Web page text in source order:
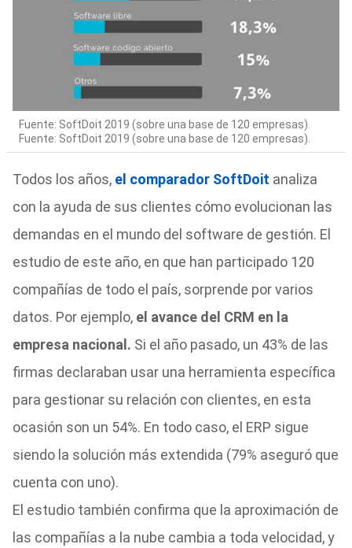
Fuente: SoftDoit 2019 (sobre una base de 120 empresas).
Fuente: SoftDoit 2019 (sobre una base de 120 empresas).
Todos los años, el comparador SoftDoit analiza
con la ayuda de sus clientes cómo evolucionan las
demandas en el mundo del software de gestión. El
estudio de este año, en que han participado 120
compañías de todo el país, sorprende por varios
datos. Por ejemplo, el avance del CRM en la
empresa nacional. Si el año pasado, un 43% de las
firmas declaraban usar una herramienta específica
para gestionar su relación con clientes, en esta
ocasión son un 54%. En todo caso, el ERP sigue
siendo la solución más extendida (79% aseguró que
cuenta con uno).
El estudio también confirma que la aproximación de
las compañías a la nube cambia a toda velocidad, y